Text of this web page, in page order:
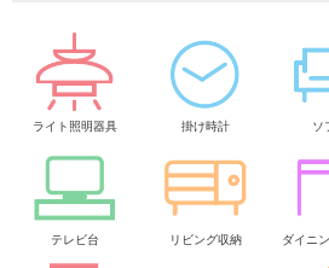
ライト照明器具 掛け時計 ソ
テレビ台 リビング収納 ダイニ